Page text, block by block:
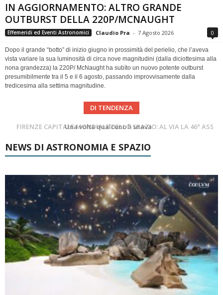
IN AGGIORNAMENTO: ALTRO GRANDE
OUTBURST DELLA 220P/MCNAUGHT
Effemeridi ed Eventi Astronomici Claudio Pra - 7 Agosto 2026 0
Dopo il grande “botto” di inizio giugno in prossimità del perielio, che l’aveva
vista variare la sua luminosità di circa nove magnitudini (dalla diciottesima alla
nona grandezza) la 220P/ McNaught ha subìto un nuovo potente outburst
presumibilmente tra il 5 e il 6 agosto, passando improvvisamente dalla
tredicesima alla settima magnitudine.
DI TENDENZA
FIRENZE CAPITALE MONDIALE DELLO SPAZIO: AL VIA LA 46ª ASSEMBLEA SCIENTIFICA DEL COSPAR
Cielo del Mese di Agosto 2026
NEWS DI ASTRONOMIA E SPAZIO